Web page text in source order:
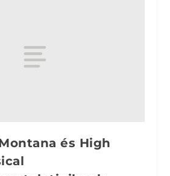
és High